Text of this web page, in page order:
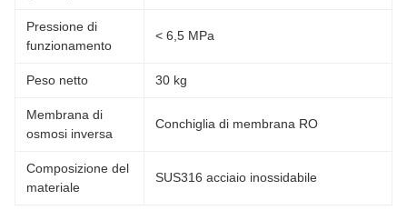
Pressione di
funzionamento
< 6,5 MPa
Peso netto 30 kg
Membrana di
osmosi inversa
Conchiglia di membrana RO
Composizione del
materiale
SUS316 acciaio inossidabile